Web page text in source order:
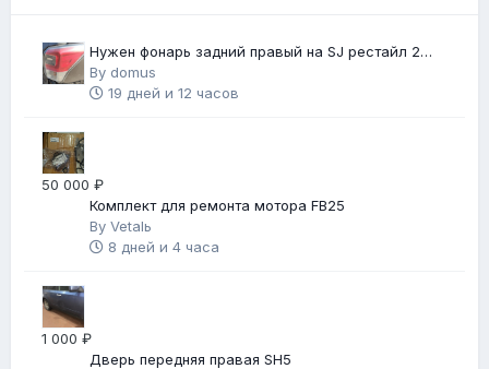
Нужен фонарь задний правый на SJ рестайл 2
(2018 г.в.)
By domus
19 дней и 12 часов
50 000 ₽
Комплект для ремонта мотора FB25
By Vetalь
8 дней и 4 часа
1 000 ₽
Дверь передняя правая SH5